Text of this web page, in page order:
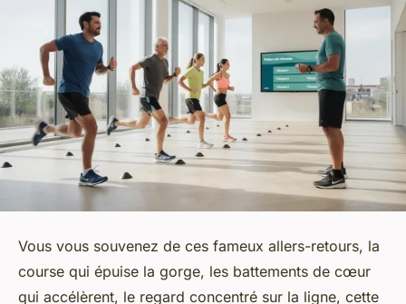
Vous vous souvenez de ces fameux allers-retours, la
course qui épuise la gorge, les battements de cœur
qui accélèrent, le regard concentré sur la ligne, cette